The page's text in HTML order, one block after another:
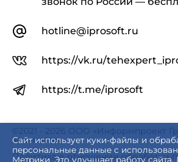
Сайт использует куки-файлы и
персональные данные с
Метрики. Это улучшает работу
hotline@iprosoft.ru
https://vk.ru/
https://t.me/iprosoft
©2021 - 2026 ООО «Информпроект
защищены.
Политика в отношении обработки